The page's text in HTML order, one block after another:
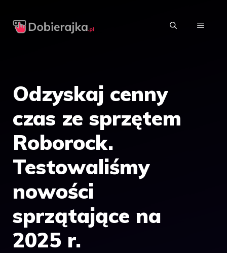
MENU
Odzyskaj cenny
czas ze sprzętem
Roborock.
Testowaliśmy
nowości
sprzątające na
2025 r.